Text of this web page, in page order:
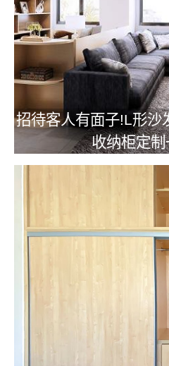
招待客人有面子!L形沙
收纳柜定